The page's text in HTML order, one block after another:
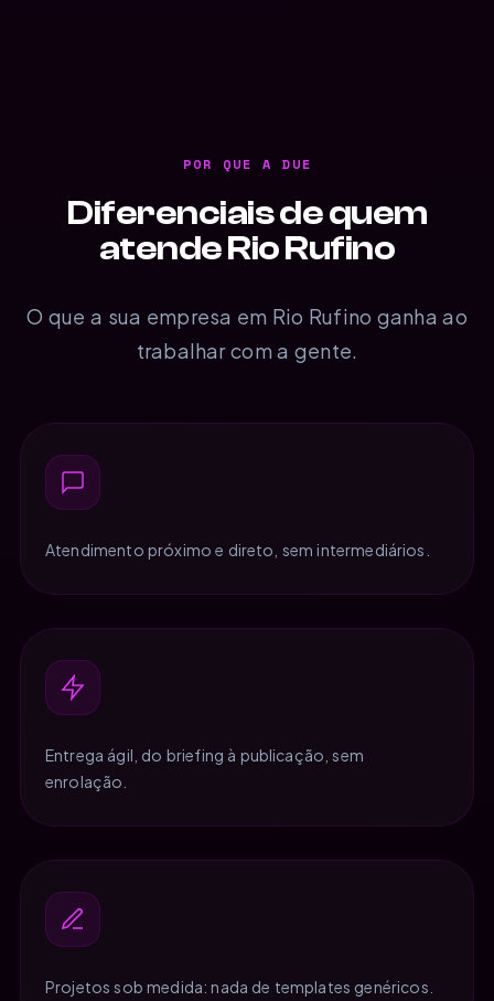
POR QUE A DUE
Diferenciais de quem
atende Rio Rufino
O que a sua empresa em Rio Rufino ganha ao
trabalhar com a gente.
Atendimento próximo e direto, sem intermediários.
Entrega ágil, do briefing à publicação, sem
enrolação.
Projetos sob medida: nada de templates genéricos.